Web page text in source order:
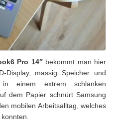
Pro 14″bekommt man hier
Display, massig Speicher und
in einem extrem schlanken
dem Papier schnürt Samsung
mobilen Arbeitsalltag, welches